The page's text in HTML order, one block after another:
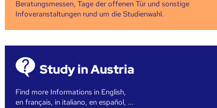
Beratungsmessen, Tage der offenen Tür und sonstige
Infoveranstaltungen rund um die Studienwahl.
Study in Austria
Find more Informations in English,
en français, in italiano, en español, ...